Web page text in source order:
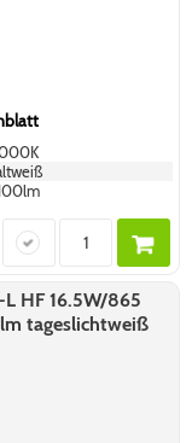
HF 16.5W/865
tageslichtweiß